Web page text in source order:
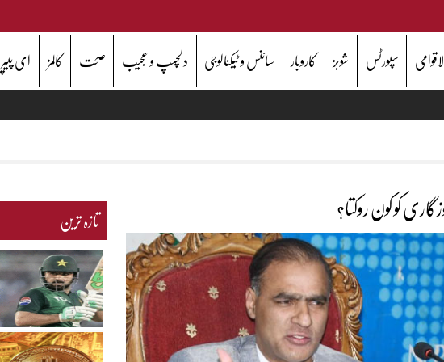
سپورٹس شوبز کاروبار سائنس و ٹیکنالوجی دلچسپ و عجیب صحت کالمز ای پیپر
کو کون روکتا؟ تازہ ترین